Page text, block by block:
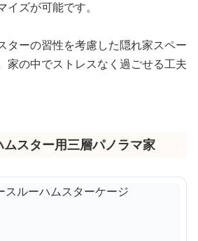
ズが可能です。
ターの習性を考慮した隠れ家スペー
家の中でストレスなく過ごせる工夫
スター用三層パノラマ家